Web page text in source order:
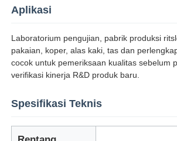
Ruang Uji Lingkungan
Mesin pengujian universal
Aplikasi
Laboratorium pengujian, pabrik produksi
pakaian, koper, alas kaki, tas dan
cocok untuk pemeriksaan kualitas sebelum
verifikasi kinerja R&D produk baru.
Spesifikasi Teknis